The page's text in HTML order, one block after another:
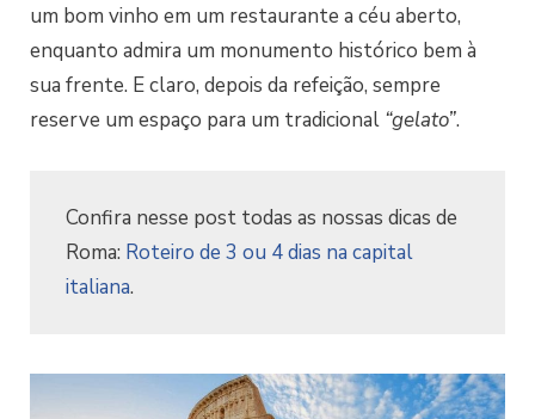
um bom vinho em um restaurante a céu aberto,
enquanto admira um monumento histórico bem à
sua frente. E claro, depois da refeição, sempre
reserve um espaço para um tradicional “gelato”.
Confira nesse post todas as nossas dicas de
Roma: Roteiro de 3 ou 4 dias na capital
italiana.